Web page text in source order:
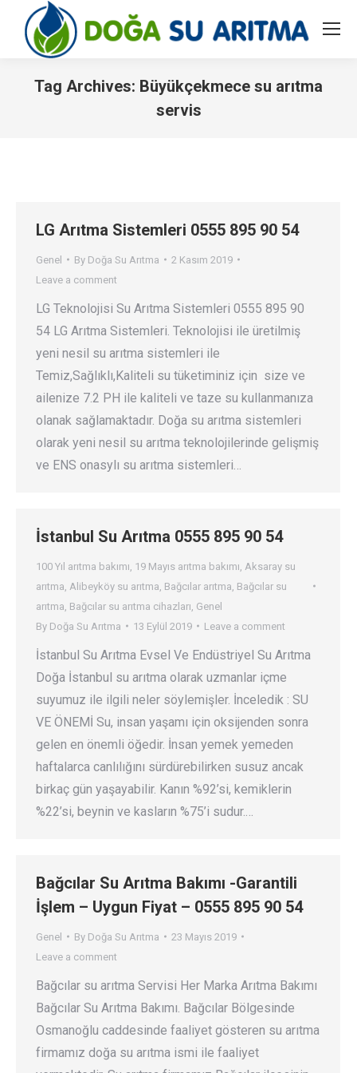
Tag Archives: Büyükçekmece su arıtma
servis
LG Arıtma Sistemleri 0555 895 90 54
Genel By Doğa Su Arıtma
2 Kasım 2019
Leave a comment
LG Teknolojisi Su Arıtma Sistemleri 0555 895 90
54 LG Arıtma Sistemleri. Teknolojisi ile üretilmiş
yeni nesil su arıtma sistemleri ile
Temiz,Sağlıklı,Kaliteli su tüketiminiz için size ve
ailenize 7.2 PH ile kaliteli ve taze su kullanmanıza
olanak sağlamaktadır. Doğa su arıtma sistemleri
olarak yeni nesil su arıtma teknolojilerinde gelişmiş
ve ENS onasylı su arıtma sistemleri…
İstanbul Su Arıtma 0555 895 90 54
100 Yıl arıtma bakımı 19 Mayıs arıtma bakımı Aksaray su
arıtma Alibeyköy su arıtma Bağcılar arıtma Bağcılar su
arıtma Bağcılar su arıtma cihazları Genel
By Doğa Su Arıtma 13 Eylül 2019 Leave a comment
İstanbul Su Arıtma Evsel Ve Endüstriyel Su Arıtma
Doğa İstanbul su arıtma olarak uzmanlar içme
suyumuz ile ilgili neler söylemişler. İnceledik : SU
VE ÖNEMİ Su, insan yaşamı için oksijenden sonra
gelen en önemli öğedir. İnsan yemek yemeden
haftalarca canlılığını sürdürebilirken susuz ancak
birkaç gün yaşayabilir. Kanın %92’si, kemiklerin
%22’si, beynin ve kasların %75’i sudur.…
Bağcılar Su Arıtma Bakımı -Garantili
İşlem – Uygun Fiyat – 0555 895 90 54
Genel By Doğa Su Arıtma
23 Mayıs 2019
Leave a comment
Bağcılar su arıtma Servisi Her Marka Arıtma Bakımı
Bağcılar Su Arıtma Bakımı. Bağcılar Bölgesinde
Osmanoğlu caddesinde faaliyet gösteren su arıtma
firmamız doğa su arıtma ismi ile faaliyet